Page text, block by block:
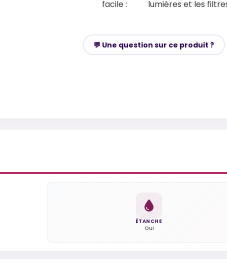
facile :
lumières et les
💬 Une question sur ce produit ?
ÉTANCHE
Oui